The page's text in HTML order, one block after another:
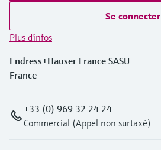
Se connecter
Plus d'infos
Endress+Hauser France SASU
France
+33 (0) 969 32 24 24
Commercial (Appel non surtaxé)